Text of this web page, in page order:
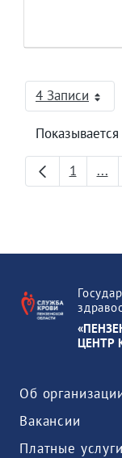
4 Записи
На
Страница
1 ...
ЦЕНТР
Об
Вакансии
Платные услуги